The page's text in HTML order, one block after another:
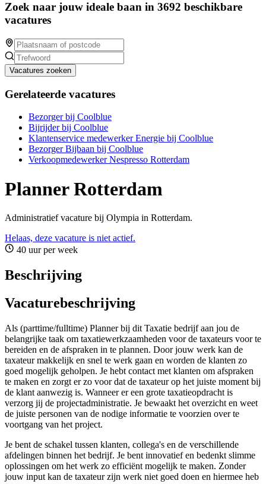
Zoek naar jouw ideale baan in 3692 beschikbare
vacatures
Vacatures zoeken
Gerelateerde vacatures
Bezorger bij Coolblue
Bijrijder bij Coolblue
Klantenservice medewerker Energie bij Coolblue
Bezorger Bijbaan bij Coolblue
Verkoopmedewerker Nespresso Rotterdam
Planner Rotterdam
Administratief vacature bij Olympia in Rotterdam.
Helaas, deze vacature is niet actief.
40 uur per week
Beschrijving
Vacaturebeschrijving
Als (parttime/fulltime) Planner bij dit Taxatie bedrijf aan jou de
belangrijke taak om taxatiewerkzaamheden voor de taxateurs voor te
bereiden en de afspraken in te plannen. Door jouw werk kan de
taxateur makkelijk en snel te werk gaan en worden de klanten zo
goed mogelijk geholpen. Je hebt contact met klanten om afspraken
te maken en zorgt er zo voor dat de taxateur op het juiste moment bij
de klant aanwezig is. Wanneer er een grote taxatieopdracht is
verzorg jij de projectadministratie. Je bewaakt het overzicht en weet
de juiste personen van de nodige informatie te voorzien over te
voortgang van het project.
Je bent de schakel tussen klanten, collega's en de verschillende
afdelingen binnen het bedrijf. Je bent innovatief en bedenkt slimme
oplossingen om het werk zo efficiënt mogelijk te maken. Zonder
jouw input kan de taxateur zijn werk niet goed doen en hiermee heb